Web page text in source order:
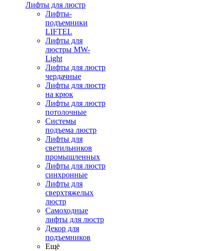
Лифты для люстр
Лифты-
подъемники
LIFTEL
Лифты для
люстры MW-
Light
Лифты для люстр
чердачные
Лифты для люстр
на крюк
Лифты для люстр
потолочные
Системы
подъема люстр
Лифты для
светильников
промышленных
Лифты для люстр
синхронные
Лифты для
сверхтяжелых
люстр
Самоходные
лифты для люстр
Декор для
подъемников
Ещё